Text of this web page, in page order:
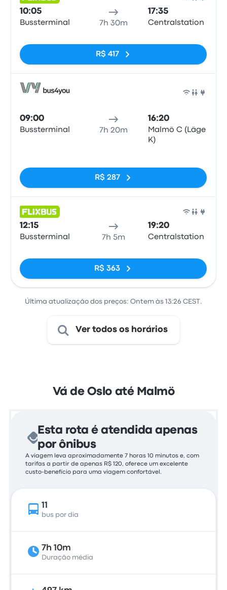
10:05
Bussterminal 7h 30m
17:35
Centralstation
R$ 417
09:00
Bussterminal 7h 20m
16:20
Malmö C (Läge
K)
R$ 287
12:15
Bussterminal 7h 5m
19:20
Centralstation
R$ 363
Última atualização dos preços: Ontem às 13:26 CEST.
Ver todos os horários
Vá de Oslo até Malmö
Esta rota é atendida apenas
por ônibus
A viagem leva aproximadamente 7 horas 10 minutos e, com
tarifas a partir de apenas R$ 120, oferece um excelente
custo-benefício para uma viagem confortável.
11
bus por dia
7h 10m
Duração média